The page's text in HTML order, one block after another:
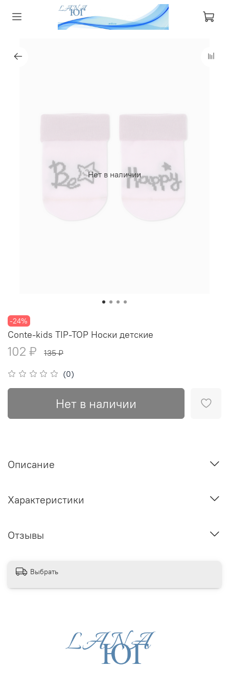
Нет в наличии
-24%
(0)
Conte-kids TIP-TOP Носки детские
102 ₽ 135 ₽
Нет в наличии
Описание
Характеристики
Отзывы
Выбрать